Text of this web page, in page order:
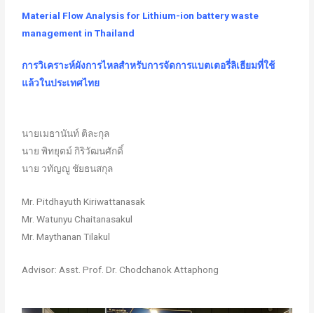
Material Flow Analysis for Lithium-ion battery waste
management in Thailand
การวิเคราะห์ผังการไหลสำหรับการจัดการแบตเตอรี่ลิเธียมที่ใช้
แล้วในประเทศไทย
นายเมธานันท์ ติละกุล
นาย พิทยุตม์ กิริวัฒนศักดิ์
นาย วทัญญู ชัยธนสกุล
Mr. Pitdhayuth Kiriwattanasak
Mr. Watunyu Chaitanasakul
Mr. Maythanan Tilakul
Advisor: Asst. Prof. Dr. Chodchanok Attaphong